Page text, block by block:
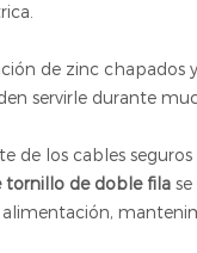
de zinc
servirle durante
de los cables
tornillo de doble filase